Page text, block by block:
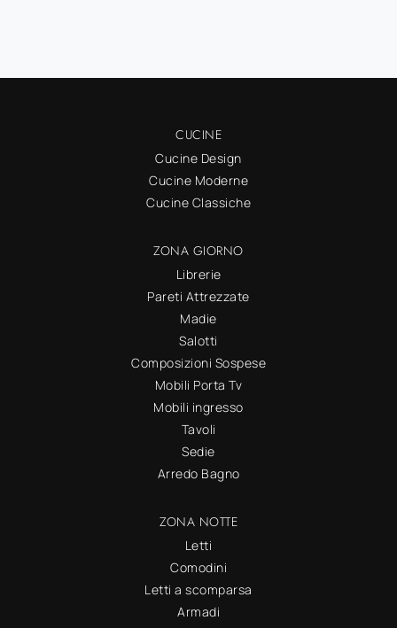
CUCINE
Cucine Design
Cucine Moderne
Cucine Classiche
ZONA GIORNO
Librerie
Pareti Attrezzate
Madie
Salotti
Composizioni Sospese
Mobili Porta Tv
Mobili ingresso
Tavoli
Sedie
Arredo Bagno
ZONA NOTTE
Letti
Comodini
Letti a scomparsa
Armadi